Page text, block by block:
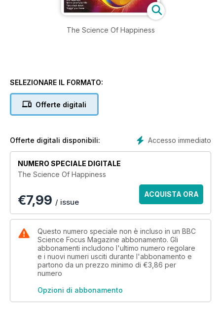
The Science Of Happiness
SELEZIONARE IL FORMATO:
Offerte digitali
Accesso immediato
Offerte digitali disponibili:
NUMERO SPECIALE DIGITALE
The Science Of Happiness
€7,99 / issue
ACQUISTA ORA
Questo numero speciale non è incluso in un BBC
Science Focus Magazine abbonamento. Gli
abbonamenti includono l'ultimo numero regolare
e i nuovi numeri usciti durante l'abbonamento e
partono da un prezzo minimo di €3,86 per
numero
Opzioni di abbonamento